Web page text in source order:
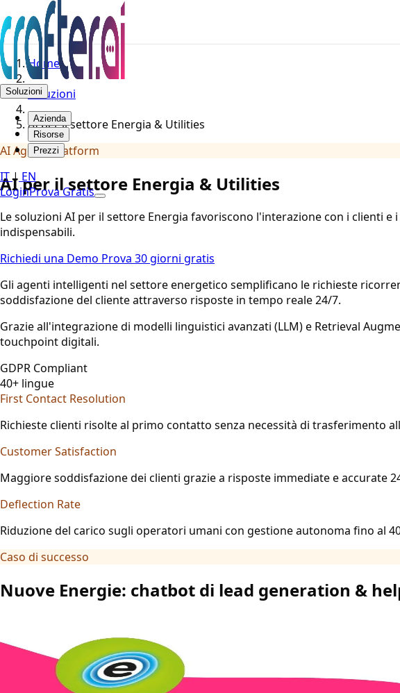
Soluzioni
Azienda
Risorse
Prezzi
IT| EN
LoginProva Gratis
Home
Soluzioni
AI per il settore Energia & Utilities
AI Agents Platform
AI per il settore Energia & Utilities
Le soluzioni AI per il settore Energia favoriscono l'interazione con i clienti
indispensabili.
Richiedi una Demo Prova 30 giorni gratis
Gli agenti intelligenti nel settore energetico semplificano le richieste
soddisfazione del cliente attraverso risposte in tempo reale 24/7.
Grazie all'integrazione di modelli linguistici avanzati (LLM) e Retrieval
touchpoint digitali.
GDPR Compliant
40+ lingue
First Contact Resolution
Richieste clienti risolte al primo contatto senza necessità di trasferimento
Customer Satisfaction
Maggiore soddisfazione dei clienti grazie a risposte immediate e accurate
Deflection Rate
Riduzione del carico sugli operatori umani con gestione autonoma fino al
Caso di successo
Nuove Energie: chatbot di lead generation &